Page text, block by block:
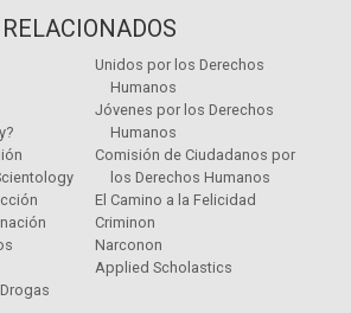
Unidos por los Derechos
Humanos
Jóvenes por los Derechos
Humanos
Comisión de Ciudadanos por
los Derechos Humanos
El Camino a la Felicidad
Criminon
Narconon
Applied Scholastics